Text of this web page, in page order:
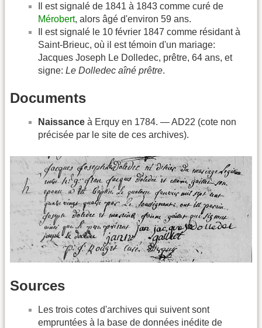
Il est signalé de 1841 à 1843 comme curé de
Mérobert, alors âgé d'environ 59 ans.
Il est signalé le 10 février 1847 comme résidant à
Saint-Brieuc, où il est témoin d'un mariage:
Jacques Joseph Le Dolledec, prêtre, 64 ans, et
signe: Le Dolledec aîné prêtre.
Documents
Naissance à Erquy en 1784. — AD22 (cote non
précisée par le site de ces archives).
Sources
Les trois cotes d'archives qui suivent sont
empruntées à la base de données inédite de